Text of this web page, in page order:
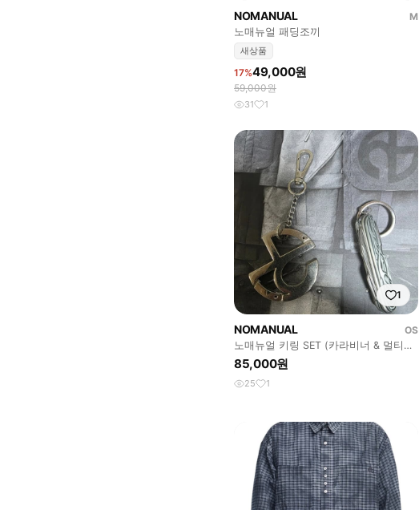
NOMANUAL
M
노매뉴얼 패딩조끼
새상품
17%49,000원
59,000원
31 1
1
NOMANUAL
OS
노매뉴얼 키링 SET (카라비너 & 멀티퍼
포즈 툴)
85,000원
25 1